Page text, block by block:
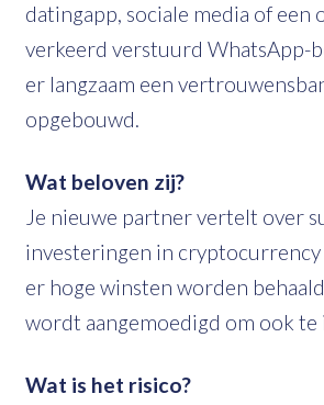
datingapp, sociale media of een
verkeerd verstuurd WhatsApp-
er langzaam een
opgebouwd.
Wat beloven zij?
Je nieuwe partner vertelt over
investeringen in cryptocurrency
er hoge winsten worden
wordt aangemoedigd om ook te
Wat is het risico?